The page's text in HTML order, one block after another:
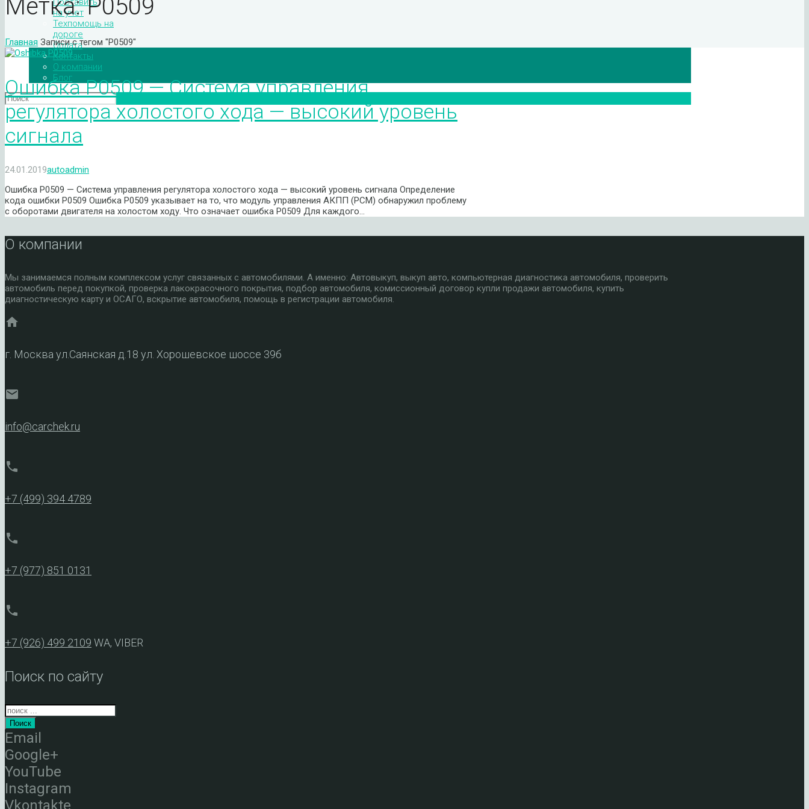
на учет
Техпомощь на
дороге
Оплата
Контакты
О компании
Блог
Метка:P0509
Главная Записи с тегом "P0509"
Ошибка P0509 — Система управления
регулятора холостого хода — высокий уровень
сигнала
24.01.2019autoadmin
Ошибка P0509 — Система управления регулятора холостого хода — высокий уровень сигнала Определение
кода ошибки P0509 Ошибка P0509 указывает на то, что модуль управления АКПП (PCM) обнаружил проблему
с оборотами двигателя на холостом ходу. Что означает ошибка P0509 Для каждого…
О компании
Мы занимаемся полным комплексом услуг связанных с автомобилями. А именно: Автовыкуп, выкуп авто, компьютерная диагностика автомобиля, проверить
автомобиль перед покупкой, проверка лакокрасочного покрытия, подбор автомобиля, комиссионный договор купли продажи автомобиля, купить
диагностическую карту и ОСАГО, вскрытие автомобиля, помощь в регистрации автомобиля.
home
г. Москва ул.Саянская д.18 ул. Хорошевское шоссе 39б
mail
info@carchek.ru
phone
+7 (499) 394 4789
phone
+7 (977) 851 0131
phone
+7 (926) 499 2109 WA, VIBER
Поиск по сайту
Поиск
Email
Google+
YouTube
Instagram
Vkontakte